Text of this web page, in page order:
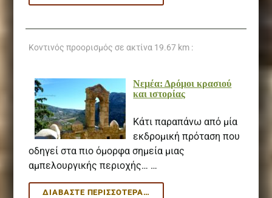
ΝΕΚΡΟΤΑΦΕΊΟ
Κοντινός προορισμός σε ακτίνα 19.67 km :
Νεμέα: Δρόμοι κρασιού
και ιστορίας
Κάτι παραπάνω από μία
εκδρομική πρόταση που
οδηγεί στα πιο όμορφα σημεία μιας
αμπελουργικής περιοχής… …
ΔΙΑΒΆΣΤΕ ΠΕΡΙΣΣΌΤΕΡΑ…